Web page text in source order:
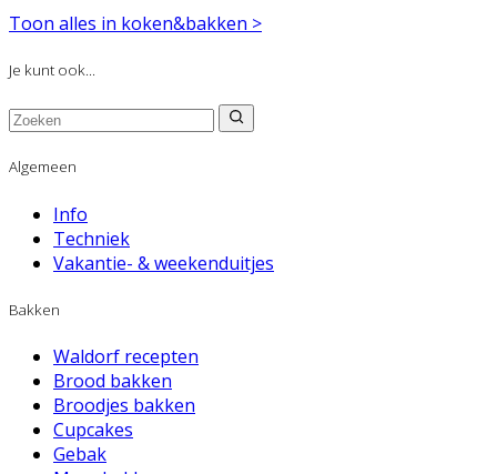
Toon alles in koken&bakken >
Je kunt ook...
Algemeen
Info
Techniek
Vakantie- & weekenduitjes
Bakken
Waldorf recepten
Brood bakken
Broodjes bakken
Cupcakes
Gebak